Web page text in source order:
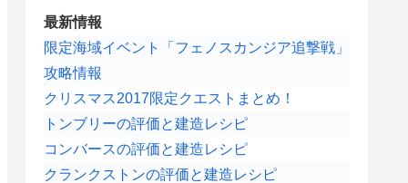
最新情報
限定海域イベント「フェノスカンジア追撃戦」
攻略情報
クリスマス2017限定クエストまとめ！
トンブリーの評価と建造レシピ
コンバースの評価と建造レシピ
クランクストンの評価と建造レシピ